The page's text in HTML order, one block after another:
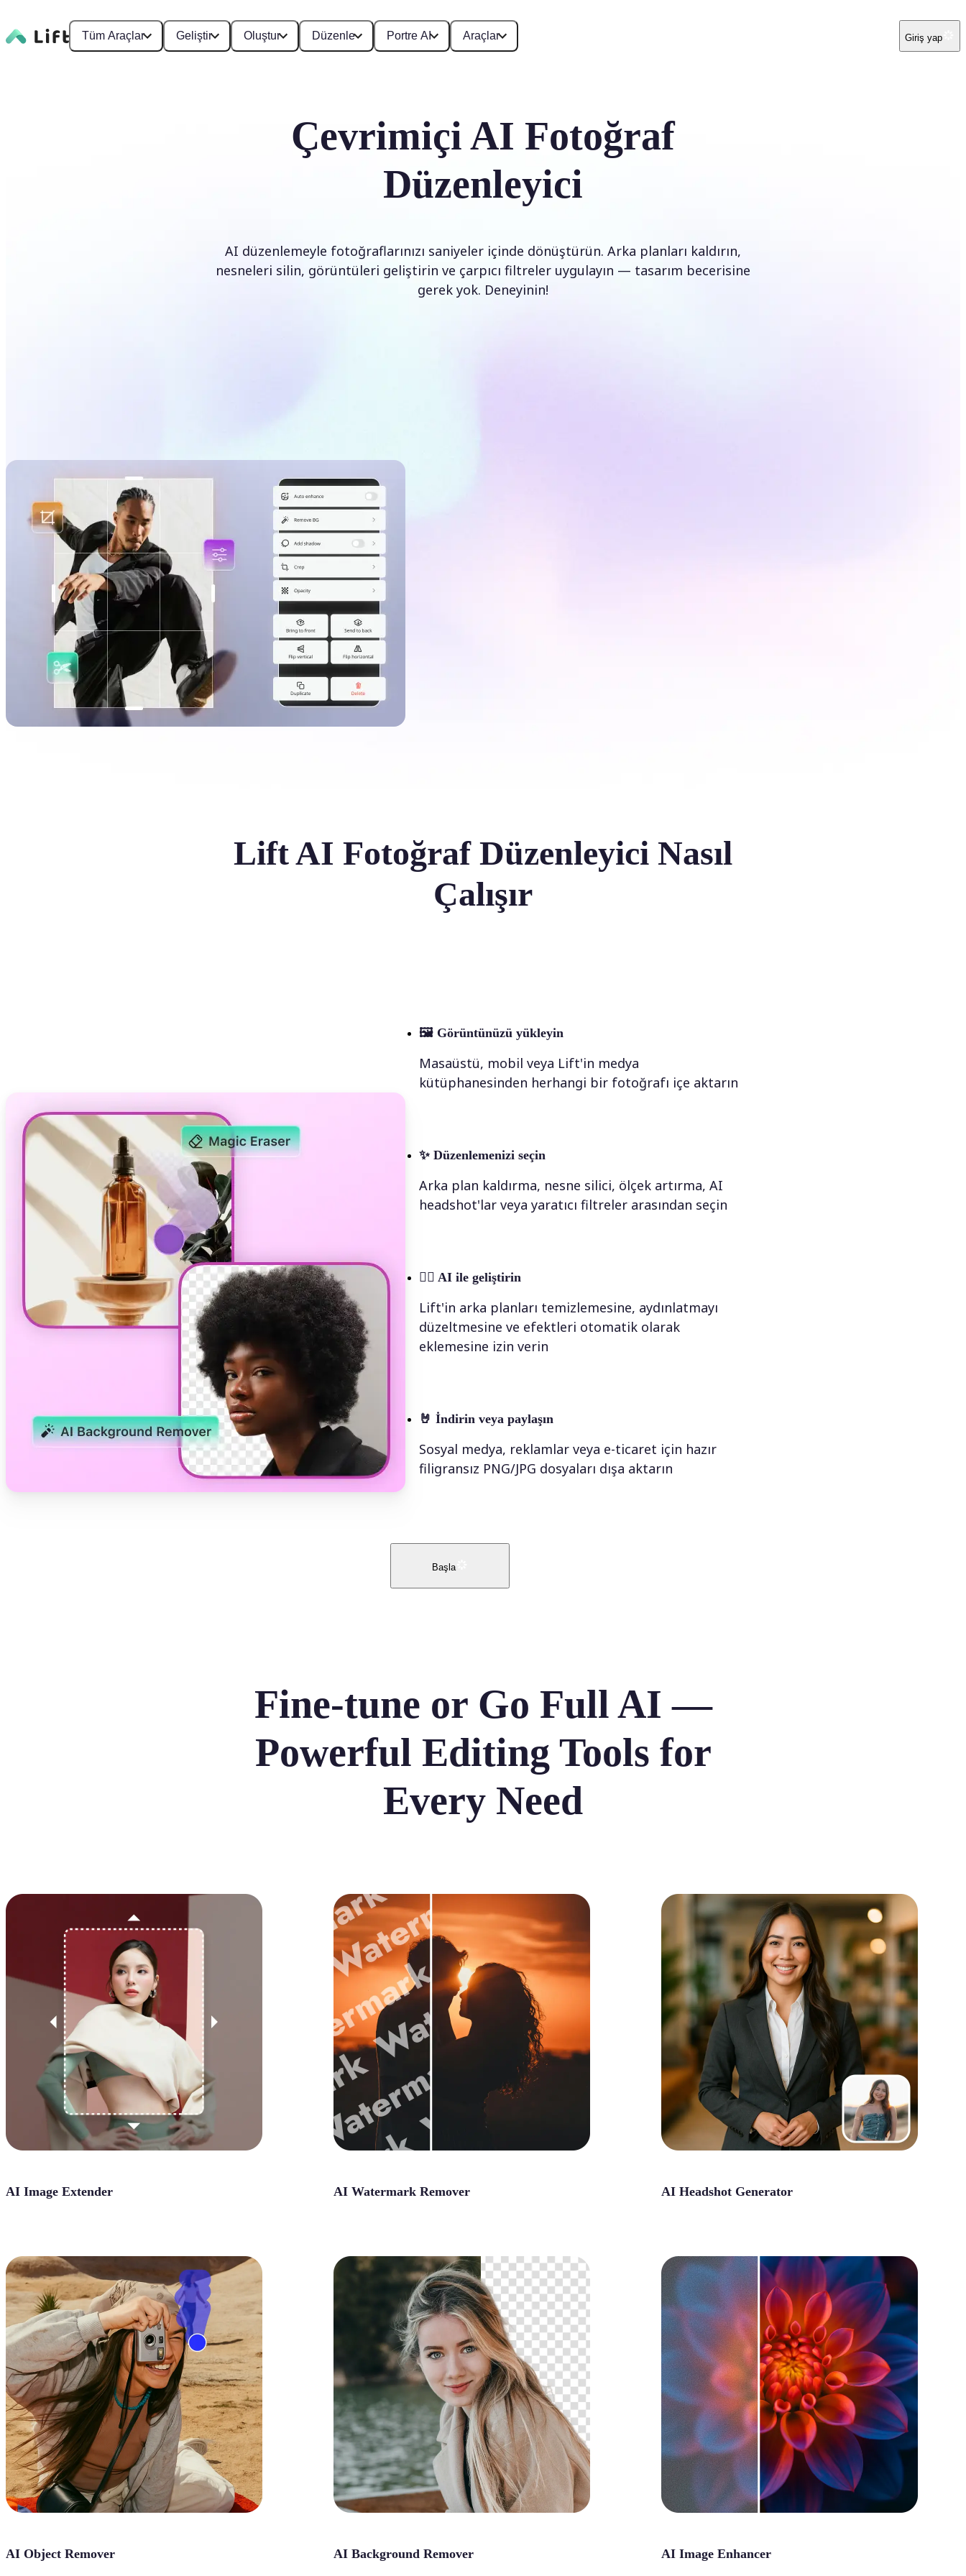
Tüm Araçlar Geliştir Oluştur Düzenle Portre AI Araçlar Giriş yap
Çevrimiçi AI Fotoğraf
Düzenleyici
AI düzenlemeyle fotoğraflarınızı saniyeler içinde dönüştürün. Arka planları kaldırın,
nesneleri silin, görüntüleri geliştirin ve çarpıcı filtreler uygulayın — tasarım becerisine
gerek yok. Deneyinin!
Lift AI Fotoğraf Düzenleyici Nasıl
Çalışır
🖼 Görüntünüzü yükleyin
Masaüstü, mobil veya Lift'in medya
kütüphanesinden herhangi bir fotoğrafı içe aktarın
✨ Düzenlemenizi seçin
Arka plan kaldırma, nesne silici, ölçek artırma, AI
headshot'lar veya yaratıcı filtreler arasından seçin
💁‍♀️ AI ile geliştirin
Lift'in arka planları temizlemesine, aydınlatmayı
düzeltmesine ve efektleri otomatik olarak
eklemesine izin verin
🤘 İndirin veya paylaşın
Sosyal medya, reklamlar veya e-ticaret için hazır
filigransız PNG/JPG dosyaları dışa aktarın
Başla
Fine-tune or Go Full AI —
Powerful Editing Tools for
Every Need
AI Image Extender AI Watermark Remover AI Headshot Generator
AI Object Remover AI Background Remover AI Image Enhancer